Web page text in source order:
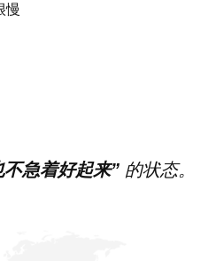
慢
急着好起来” 的状态。